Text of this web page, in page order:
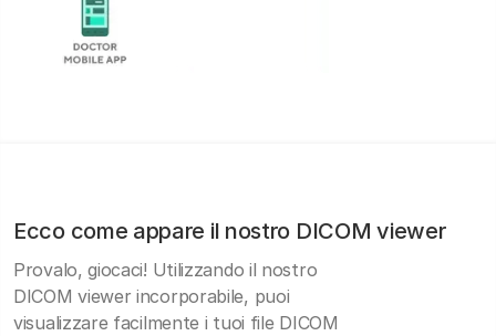
Ecco come appare il nostro DICOM viewer
Provalo, giocaci! Utilizzando il nostro
DICOM viewer incorporabile, puoi
visualizzare facilmente i tuoi file DICOM